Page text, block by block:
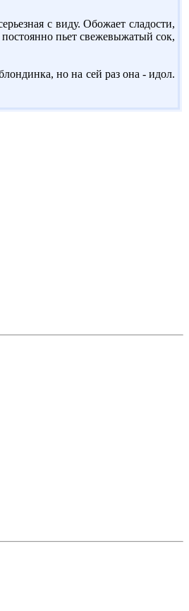
с виду. Обожает сладости,
пьет свежевыжатый сок,
но на сей раз она - идол.